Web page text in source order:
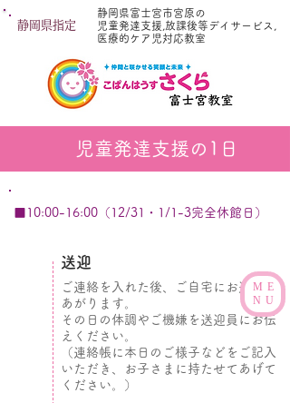
静岡県指定
静岡県富士宮市宮原の
児童発達支援,放課後等デイサービス,
医療的ケア児対応教室
ME
NU
児童発達支援の1日
■10:00-16:00（12/31・1/1-3完全休館日）
​送迎
ご連絡を入れた後、ご自宅にお迎えに
あがります。
その日の体調やご機嫌を送迎員にお伝
えください。
​（連絡帳に本日のご様子などをご記入
いただき、お子さまに持たせてあげて
ください。）